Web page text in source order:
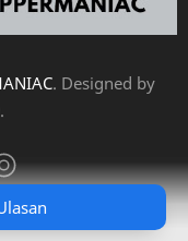
. Designed by
.